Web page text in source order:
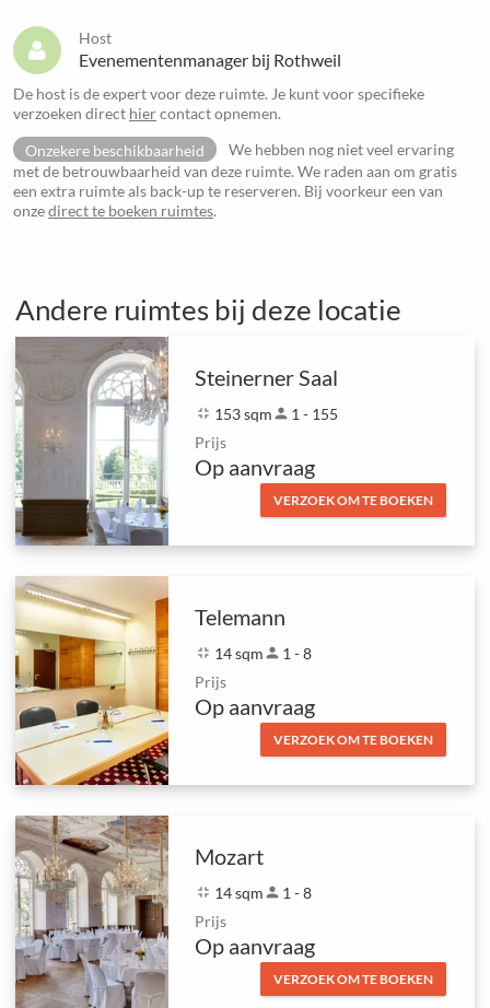
Host
Evenementenmanager bij Rothweil
De host is de expert voor deze ruimte. Je kunt voor specifieke
verzoeken direct hiercontact opnemen.
Onzekere beschikbaarheid
We hebben nog niet veel ervaring
met de betrouwbaarheid van deze ruimte. We raden aan om gratis
een extra ruimte als back-up te reserveren. Bij voorkeur een van
onzedirect te boeken ruimtes.
Andere ruimtes bij deze locatie
Steinerner Saal
fullscreen_exit 153 sqmperson 1 - 155
Prijs
Op aanvraag
VERZOEK OM TE BOEKEN
Telemann
fullscreen_exit 14 sqmperson 1 - 8
Prijs
Op aanvraag
VERZOEK OM TE BOEKEN
Mozart
fullscreen_exit 14 sqmperson 1 - 8
Prijs
Op aanvraag
VERZOEK OM TE BOEKEN